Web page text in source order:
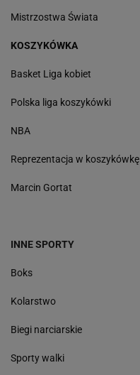
Mistrzostwa Świata
KOSZYKÓWKA
Basket Liga kobiet
Polska liga koszykówki
NBA
Reprezentacja w koszykówkę
Marcin Gortat
INNE SPORTY
Boks
Kolarstwo
Biegi narciarskie
Sporty walki